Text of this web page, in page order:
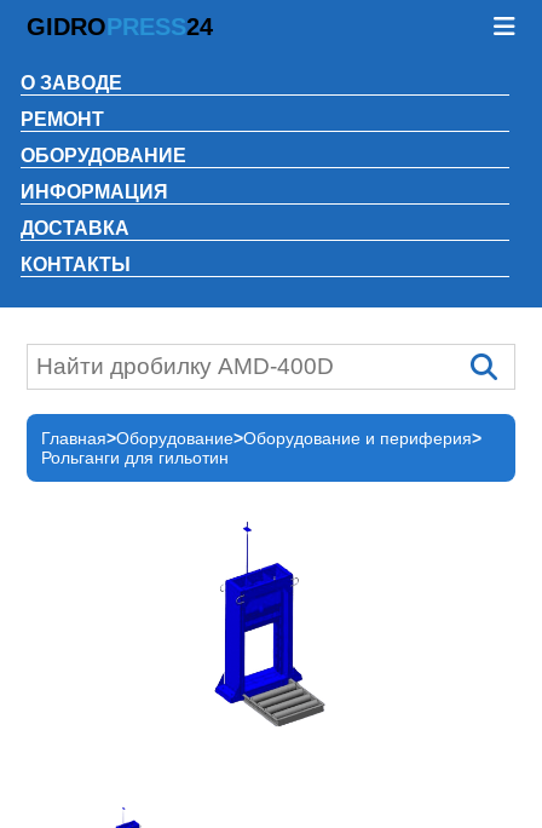
GIDROPRESS24
О ЗАВОДЕ
РЕМОНТ
ОБОРУДОВАНИЕ
ИНФОРМАЦИЯ
ДОСТАВКА
КОНТАКТЫ
Главная Оборудование Оборудование и периферия
Рольганги для гильотин